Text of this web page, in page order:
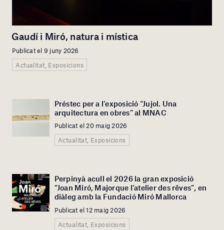
Gaudí i Miró, natura i mística
Publicat el 9 juny 2026
Actualitat, Exposicions
Préstec per a l’exposició “Jujol. Una
arquitectura en obres” al MNAC
Publicat el 20 maig 2026
Actualitat, Exposicions
Perpinyà acull el 2026 la gran exposició
“Joan Miró, Majorque l’atelier des rêves”, en
diàleg amb la Fundació Miró Mallorca
Publicat el 12 maig 2026
Actualitat, Exposicions